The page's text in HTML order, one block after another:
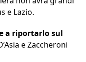
e Lazio.
a riportarlo sul
e Zaccheroni